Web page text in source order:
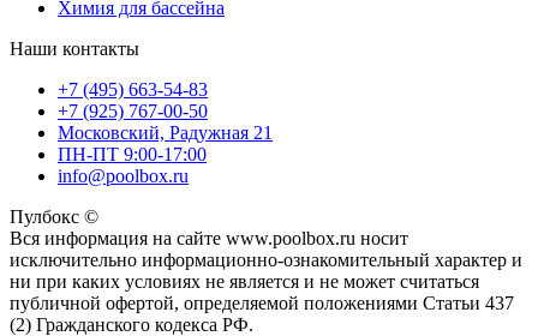
Химия для бассейна
Наши контакты
+7 (495) 663-54-83
+7 (925) 767-00-50
Московский, Радужная 21
ПН-ПТ 9:00-17:00
info@poolbox.ru
Пулбокс ©
Вся информация на сайте www.poolbox.ru носит
исключительно информационно-ознакомительный характер и
ни при каких условиях не является и не может считаться
публичной офертой, определяемой положениями Статьи 437
(2) Гражданского кодекса РФ.